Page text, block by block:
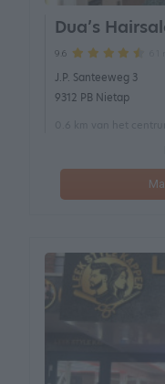
Dua’s
9.6
J.P. Santeeweg 3
9312 PB Nietap